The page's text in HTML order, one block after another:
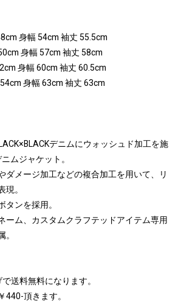
身幅 54cm 袖丈 55.5cm
身幅 57cm 袖丈 58cm
身幅 60cm 袖丈 60.5cm
身幅 63cm 袖丈 63cm
デニムにウォッシュド加工を施
ムジャケット。
ダメージ加工などの複合加工を用いて、リ
。
ンを採用。
ーム、カスタムクラフテッドアイテム専用
送料無料になります。
頂きます。